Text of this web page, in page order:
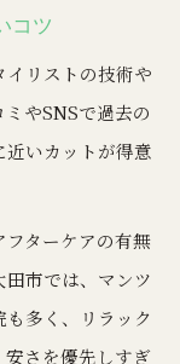
較する重要性
コツ
リストの技術や
やSNSで過去の
いカットが得意
ターケアの有無
市では、マンツ
多く、リラック
さを優先しすぎ